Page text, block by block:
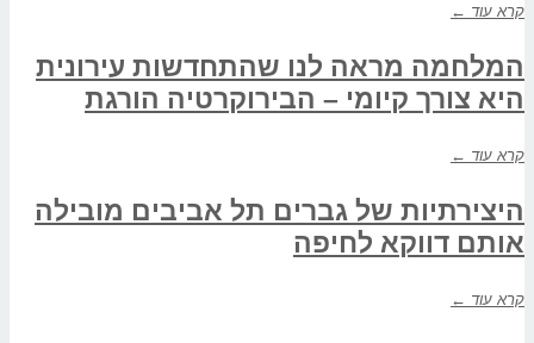
קרא עוד ←
המלחמה מראה לנו שהתחדשות עירונית
היא צורך קיומי – הבירוקרטיה הורגת
קרא עוד ←
היצירתיות של גברים תל אביבים מובילה
אותם דווקא לחיפה
קרא עוד ←